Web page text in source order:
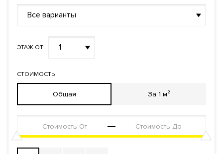
Реализация по
Все варианты
ЭТАЖ ОТ 1
СТОИМОСТЬ
Общая За 1 м²